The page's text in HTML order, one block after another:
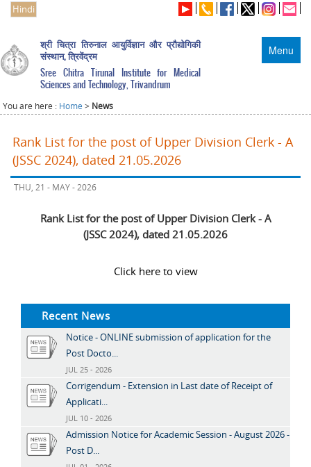
Hindi
Menu
श्री चित्रा तिरुनाल आयुर्विज्ञान और प्रौद्योगिकी
संस्थान, त्रिवेंद्रम
Sree Chitra Tirunal Institute for Medical
Sciences and Technology, Trivandrum
You are here : Home > News
Rank List for the post of Upper Division Clerk - A
(JSSC 2024), dated 21.05.2026
THU, 21 - MAY - 2026
Rank List for the post of Upper Division Clerk - A
(JSSC 2024), dated 21.05.2026
Click here to view
Recent News
Notice - ONLINE submission of application for the
Post Docto...
JUL 25 - 2026
Corrigendum - Extension in Last date of Receipt of
Applicati...
JUL 10 - 2026
Admission Notice for Academic Session - August 2026 -
Post D...